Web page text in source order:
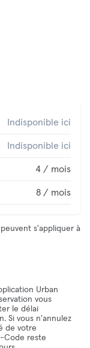
Indisponible ici
Indisponible ici
4 / mois
8 / mois
s'appliquer à
Urban
vous
le délai
Si vous n'annulez
de votre
Code reste